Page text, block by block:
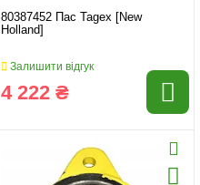
80387452 Пас Tagex [New
Holland]
Залишити відгук
4 222 ₴